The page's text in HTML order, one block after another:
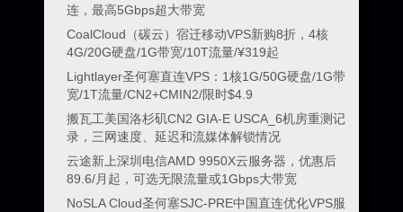
连，最高5Gbps超大带宽
CoalCloud（碳云）宿迁移动VPS新购8折，4核
4G/20G硬盘/1G带宽/10T流量/¥319起
Lightlayer圣何塞直连VPS：1核1G/50G硬盘/1G带
宽/1T流量/CN2+CMIN2/限时$4.9
搬瓦工美国洛杉矶CN2 GIA-E USCA_6机房重测记
录，三网速度、延迟和流媒体解锁情况
云途新上深圳电信AMD 9950X云服务器，优惠后
89.6/月起，可选无限流量或1Gbps大带宽
NoSLA Cloud圣何塞SJC-PRE中国直连优化VPS服